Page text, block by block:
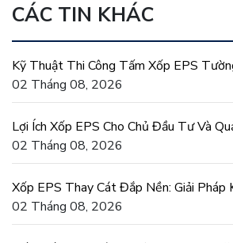
CÁC TIN KHÁC
Kỹ Thuật Thi Công Tấm Xốp EPS
Mái Đúng Chuẩn
02 Tháng 08, 2026
Lợi Ích Xốp EPS Cho Chủ Đầu Tư Và
Dự Án Xây Dựng
02 Tháng 08, 2026
Xốp EPS Thay Cát Đắp Nền: Giải Pháp
Hiếm Cát San Lấp
02 Tháng 08, 2026